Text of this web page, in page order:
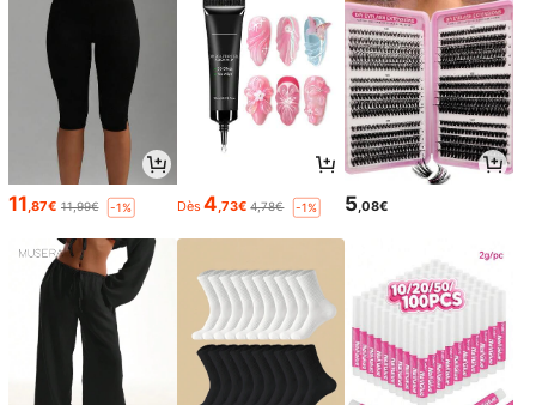
11,87€ 11,99€ -1% Dès4,73€ 4,78€ -1% 5,08€